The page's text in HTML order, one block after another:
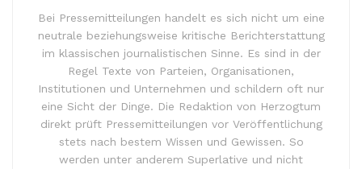
Bei Pressemitteilungen handelt es sich nicht um eine
neutrale beziehungsweise kritische Berichterstattung
im klassischen journalistischen Sinne. Es sind in der
Regel Texte von Parteien, Organisationen,
Institutionen und Unternehmen und schildern oft nur
eine Sicht der Dinge. Die Redaktion von Herzogtum
direkt prüft Pressemitteilungen vor Veröffentlichung
stets nach bestem Wissen und Gewissen. So
werden unter anderem Superlative und nicht